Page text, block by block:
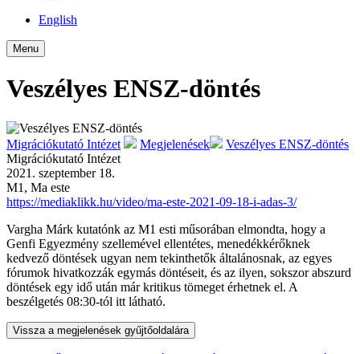
English
Menu
Veszélyes ENSZ-döntés
Migrációkutató Intézet Megjelenések
Veszélyes ENSZ-döntés
Migrációkutató Intézet
2021. szeptember 18.
M1, Ma este
https://mediaklikk.hu/video/ma-este-2021-09-18-i-adas-3/
Vargha Márk kutatónk az M1 esti műsorában elmondta, hogy a
Genfi Egyezmény szellemével ellentétes, menedékkérőknek
kedvező döntések ugyan nem tekinthetők általánosnak, az egyes
fórumok hivatkozzák egymás döntéseit, és az ilyen, sokszor abszurd
döntések egy idő után már kritikus tömeget érhetnek el. A
beszélgetés 08:30-tól itt látható.
Vissza a megjelenések gyűjtőoldalára